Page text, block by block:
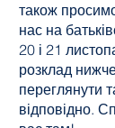
також
нас на
20 і 21
розклад
переглянути
відповідно.